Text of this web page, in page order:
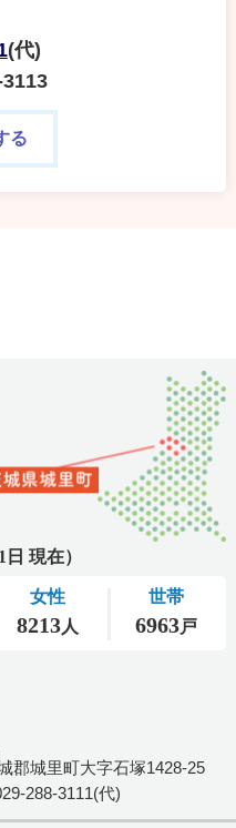
(代)
る
郡城里町大字石塚1428-25
288-3111(代)